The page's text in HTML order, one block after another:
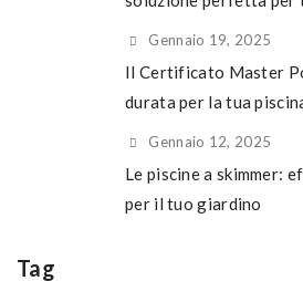
Gennaio 19, 2025
Il Certificato Master
durata per la tua
Gennaio 12, 2025
Le piscine a skimmer:
per il tuo giardino
Tag